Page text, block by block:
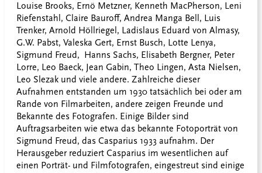
Louise Brooks, Ernö Metzner, Kenneth MacPherson, Leni
Riefenstahl, Claire Bauroff, Andrea Manga Bell, Luis
Trenker, Arnold Höllriegel, Ladislaus Eduard von Almasy,
G.W. Pabst, Valeska Gert, Ernst Busch, Lotte Lenya,
Sigmund Freud, Hanns Sachs, Elisabeth Bergner, Peter
Lorre, Leo Baeck, Jean Gabin, Theo Lingen, Asta Nielsen,
Leo Slezak und viele andere. Zahlreiche dieser
Aufnahmen entstanden um 1930 tatsächlich bei oder am
Rande von Filmarbeiten, andere zeigen Freunde und
Bekannte des Fotografen. Einige Bilder sind
Auftragsarbeiten wie etwa das bekannte Fotoporträt von
Sigmund Freud, das Casparius 1933 aufnahm. Der
Herausgeber reduziert Casparius im wesentlichen auf
einen Porträt- und Filmfotografen, eingestreut sind einige